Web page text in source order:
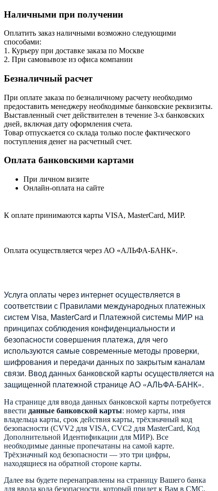
Наличными при получении
Оплатить заказ наличными возможно следующими
способами:
1. Курьеру при доставке заказа по Москве
2. При самовывозе из офиса компании
Безналичный расчет
При оплате заказа по безналичному расчету необходимо
предоставить менеджеру необходимые банковские реквизиты.
Выставленный счет действителен в течение 3-х банковских
дней, включая дату оформления cчета.
Товар отпускается со склада только после фактического
поступления денег на расчетный счет.
Оплата банковскими картами
При личном визите
Онлайн-оплата на сайте
К оплате принимаются карты VISA, MasterCard, МИР.
Оплата осуществляется через АО «АЛЬФА-БАНК».
Услуга оплаты через интернет осуществляется в
соответствии с Правилами международных платежных
систем Visa, MasterCard и Платежной системы МИР на
принципах соблюдения конфиденциальности и
безопасности совершения платежа, для чего
используются самые современные методы проверки,
шифрования и передачи данных по закрытым каналам
связи. Ввод данных банковской карты осуществляется на
защищенной платежной странице АО «АЛЬФА-БАНК».
На странице для ввода данных банковской карты потребуется
ввести данные банковской карты: номер карты, имя
владельца карты, срок действия карты, трёхзначный код
безопасности (CVV2 для VISA, CVC2 для MasterCard, Код
Дополнительной Идентификации для МИР). Все
необходимые данные пропечатаны на самой карте.
Трёхзначный код безопасности — это три цифры,
находящиеся на обратной стороне карты.
Далее вы будете перенаправлены на страницу Вашего банка
для ввода кода безопасности, который придет к Вам в СМС.